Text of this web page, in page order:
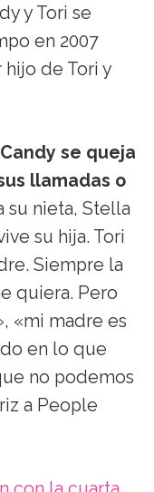
y Tori se
en 2007
de Tori y
se queja
llamadas o
su nieta, Stella
su hija. Tori
Siempre la
quiera. Pero
«mi madre es
en lo que
no podemos
a People